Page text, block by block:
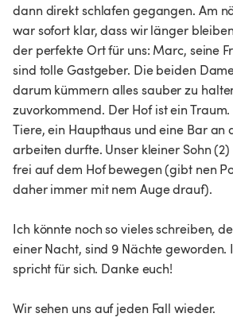
dann direkt schlafen gegangen. Am
war sofort klar, dass wir länger
der perfekte Ort für uns: Marc, seine
sind tolle Gastgeber. Die beiden
darum kümmern alles sauber zu
zuvorkommend. Der Hof ist ein
Tiere, ein Haupthaus und eine Bar an
arbeiten durfte. Unser kleiner Sohn
frei auf dem Hof bewegen (gibt nen
daher immer mit nem Auge drauf).
Ich könnte noch so vieles schreiben,
einer Nacht, sind 9 Nächte geworden.
spricht für sich. Danke euch!
Wir sehen uns auf jeden Fall wieder.